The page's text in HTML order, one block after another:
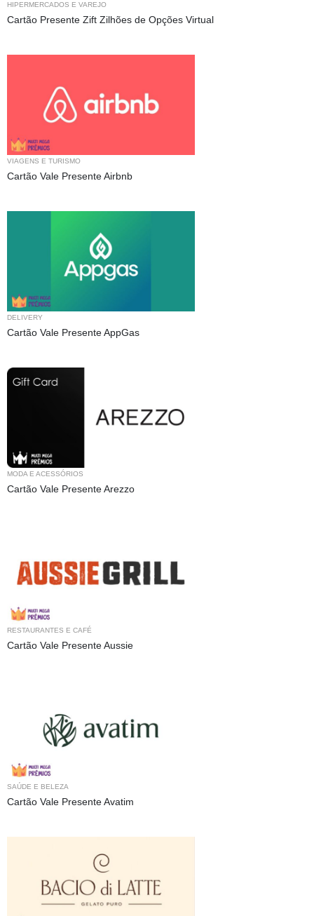
HIPERMERCADOS E VAREJO
Cartão Presente Zift Zilhões de Opções Virtual
VIAGENS E TURISMO
Cartão Vale Presente Airbnb
DELIVERY
Cartão Vale Presente AppGas
MODA E ACESSÓRIOS
Cartão Vale Presente Arezzo
RESTAURANTES E CAFÉ
Cartão Vale Presente Aussie
SAÚDE E BELEZA
Cartão Vale Presente Avatim